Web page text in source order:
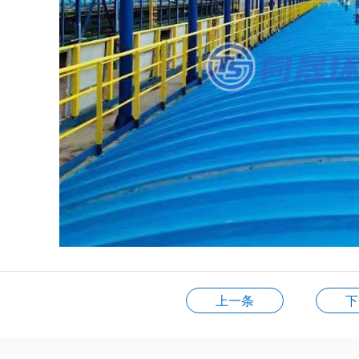
上一条